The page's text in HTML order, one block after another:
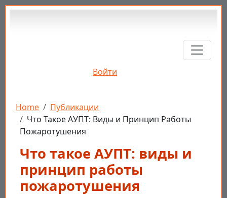
Перейти к основному содержанию
Войти
Строка навигации
Home
Публикации
Что Такое АУПТ: Виды и Принцип Работы
Пожаротушения
Что такое АУПТ: виды и
принцип работы
пожаротушения